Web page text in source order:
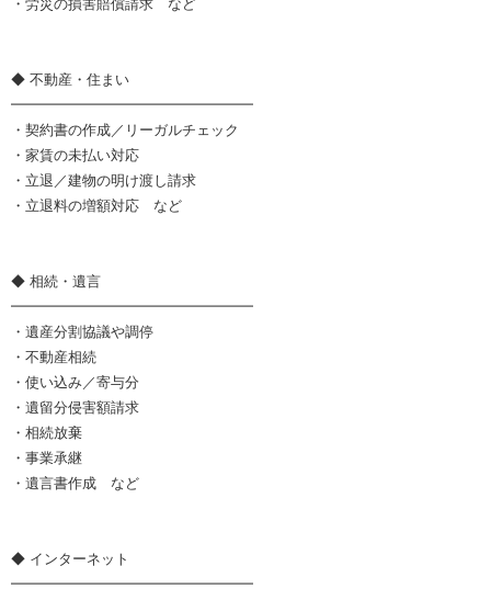
・労災の損害賠償請求 など
◆ 不動産・住まい
━━━━━━━━━━━━━━━━━
・契約書の作成／リーガルチェック
・家賃の未払い対応
・立退／建物の明け渡し請求
・立退料の増額対応 など
◆ 相続・遺言
━━━━━━━━━━━━━━━━━
・遺産分割協議や調停
・不動産相続
・使い込み／寄与分
・遺留分侵害額請求
・相続放棄
・事業承継
・遺言書作成 など
◆ インターネット
━━━━━━━━━━━━━━━━━